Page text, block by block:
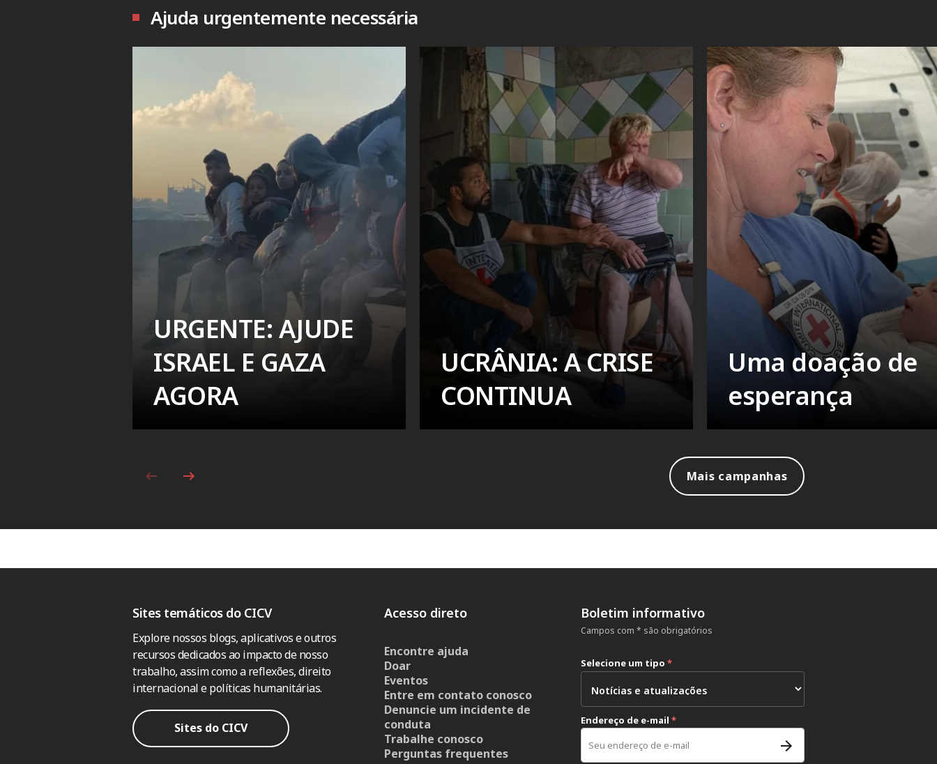
Ajuda urgentemente necessária
URGENTE: AJUDE
ISRAEL E GAZA
AGORA
UCRÂNIA: A CRISE
CONTINUA
Uma doação de
esperança
Mais campanhas
Sites temáticos do CICV
Explore nossos blogs, aplicativos e outros
recursos dedicados ao impacto de nosso
trabalho, assim como a reflexões, direito
internacional e políticas humanitárias.
Sites do CICV
Acesso direto
Encontre ajuda
Doar
Eventos
Entre em contato conosco
Denuncie um incidente de
conduta
Trabalhe conosco
Perguntas frequentes
Boletim informativo
Campos com * são obrigatórios
Selecione um tipo *
Endereço de e-mail *